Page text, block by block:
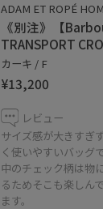
ADAM ET ROPÉ
《別注》【
TRANSPORT
カーキ / F
¥13,200
レビュー
サイズ感が大きすぎ
く使いやすいバッグで
中のチェック柄は物
るためそこも楽しん
ます。